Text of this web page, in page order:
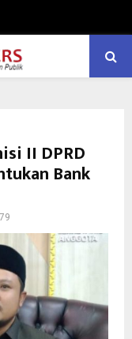
II DPRD
Bank